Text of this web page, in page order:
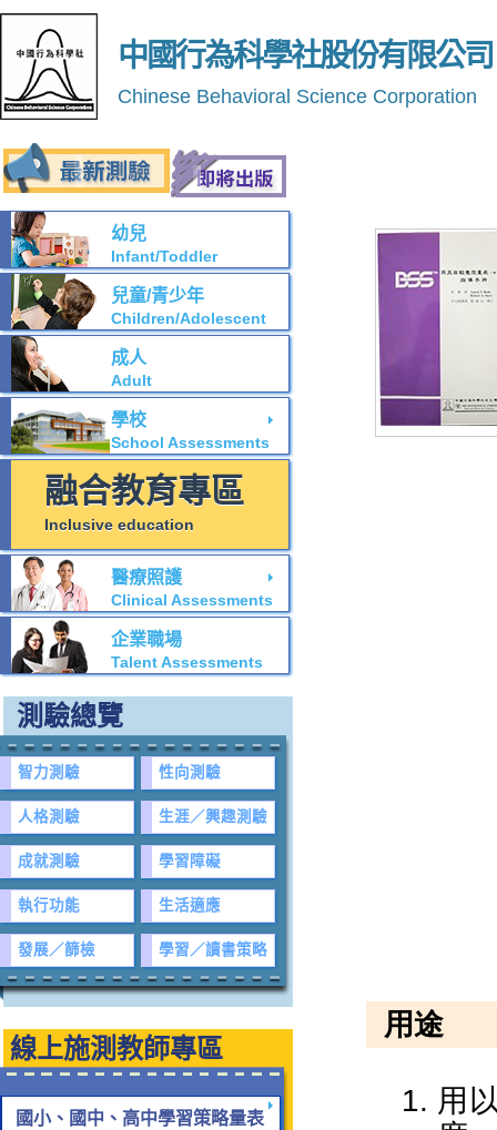
中國行為科學社股份有限公司
Chinese Behavioral Science Corporation
幼兒
Infant/Toddler
兒童/青少年
Children/Adolescent
成人
Adult
學校
School Assessments
融合教育專區
Inclusive education
醫療照護
Clinical Assessments
企業職場
Talent Assessments
測驗總覽
智力測驗 性向測驗
人格測驗 生涯／興趣測驗
成就測驗 學習障礙
執行功能 生活適應
發展／篩檢 學習／讀書策略
線上施測教師專區
國小、國中、高中學習策略量表